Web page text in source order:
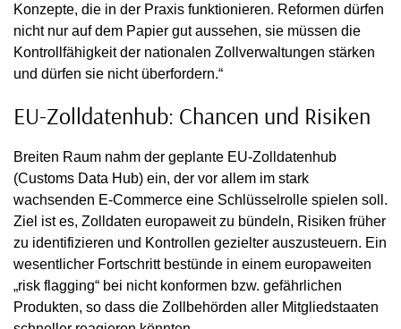
Konzepte, die in der Praxis funktionieren. Reformen dürfen
nicht nur auf dem Papier gut aussehen, sie müssen die
Kontrollfähigkeit der nationalen Zollverwaltungen stärken
und dürfen sie nicht überfordern.“
EU-Zolldatenhub: Chancen und Risiken
Breiten Raum nahm der geplante EU-Zolldatenhub
(Customs Data Hub) ein, der vor allem im stark
wachsenden E-Commerce eine Schlüsselrolle spielen soll.
Ziel ist es, Zolldaten europaweit zu bündeln, Risiken früher
zu identifizieren und Kontrollen gezielter auszusteuern. Ein
wesentlicher Fortschritt bestünde in einem europaweiten
„risk flagging“ bei nicht konformen bzw. gefährlichen
Produkten, so dass die Zollbehörden aller Mitgliedstaaten